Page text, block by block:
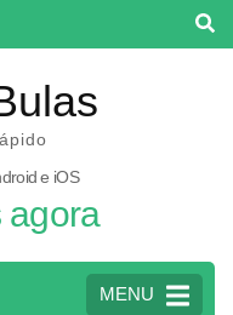
e iOS
agora
MENU